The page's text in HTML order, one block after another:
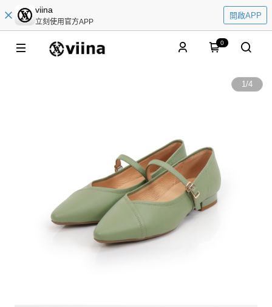
viina
立刻使用官方APP
開啟APP
0
1/4